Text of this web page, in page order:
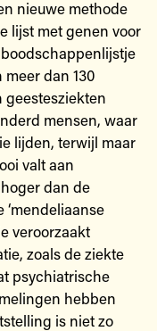
nieuwe methode
lijst met genen voor
dan 130
geestesziekten
mensen, waar
lijden, terwijl maar
valt aan
dan de
veroorzaakt
zoals de ziekte
psychiatrische
hebben
is niet zo